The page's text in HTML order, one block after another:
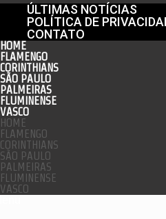
ÚLTIMAS NOTÍCIAS
POLÍTICA DE
CONTATO
HOME
FLAMENGO
CORINTHIANS
SÃO PAULO
PALMEIRAS
FLUMINENSE
VASCO
HOME
FLAMENGO
CORINTHIANS
SÃO PAULO
PALMEIRAS
FLUMINENSE
VASCO